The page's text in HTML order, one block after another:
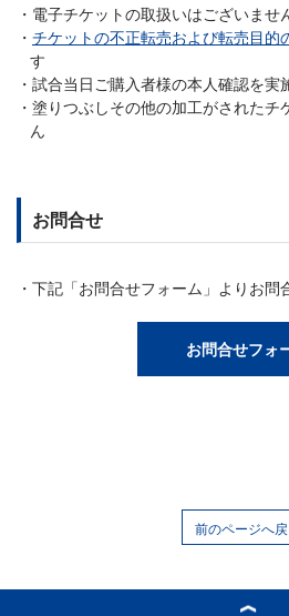
電子チケットの取扱いはございませ
チケットの不正転売および転売目的
す
試合当日ご購入者様の本人確認を実
塗りつぶしその他の加工がされたチ
ん
お問合せ
下記「お問合せフォーム」よりお問
お問合せフォ
前のページへ